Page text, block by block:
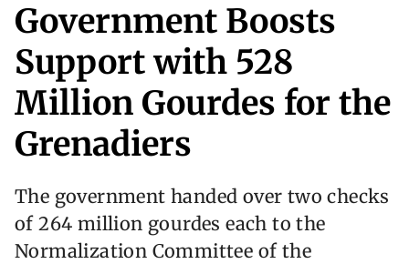
Government Boosts
Support with 528
Million Gourdes for the
Grenadiers
The government handed over two checks
of 264 million gourdes each to the
Normalization Committee of the